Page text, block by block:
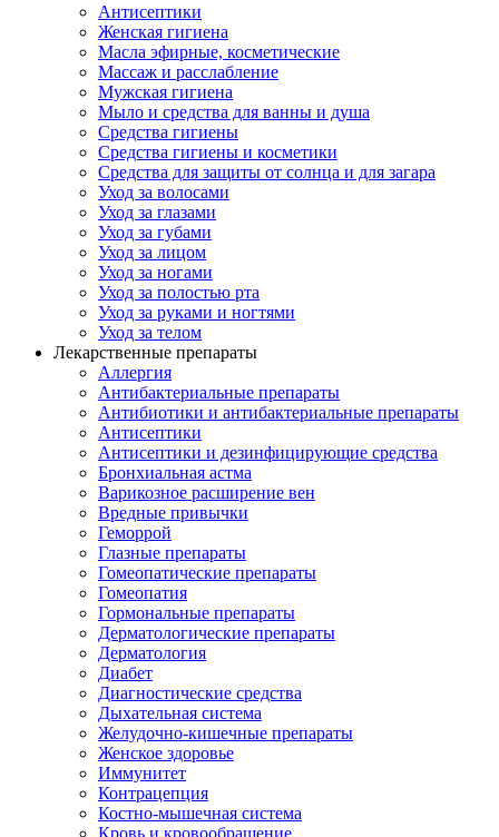
Антисептики
Женская гигиена
Масла эфирные, косметические
Массаж и расслабление
Мужская гигиена
Мыло и средства для ванны и душа
Средства гигиены
Средства гигиены и косметики
Средства для защиты от солнца и для загара
Уход за волосами
Уход за глазами
Уход за губами
Уход за лицом
Уход за ногами
Уход за полостью рта
Уход за руками и ногтями
Уход за телом
Лекарственные препараты
Аллергия
Антибактериальные препараты
Антибиотики и антибактериальные препараты
Антисептики
Антисептики и дезинфицирующие средства
Бронхиальная астма
Варикозное расширение вен
Вредные привычки
Геморрой
Глазные препараты
Гомеопатические препараты
Гомеопатия
Гормональные препараты
Дерматологические препараты
Дерматология
Диабет
Диагностические средства
Дыхательная система
Желудочно-кишечные препараты
Женское здоровье
Иммунитет
Контрацепция
Костно-мышечная система
Кровь и кровообращение